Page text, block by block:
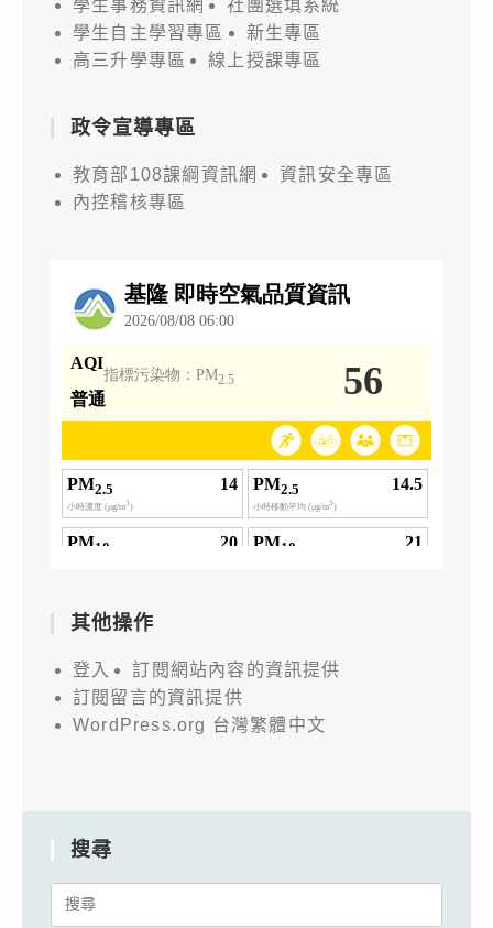
學生事務資訊網
社團選填系統
學生自主學習專區
新生專區
高三升學專區
線上授課專區
政令宣導專區
教育部108課綱資訊網
資訊安全專區
內控稽核專區
其他操作
登入
訂閱網站內容的資訊提供
訂閱留言的資訊提供
WordPress.org 台灣繁體中文
搜尋
Search